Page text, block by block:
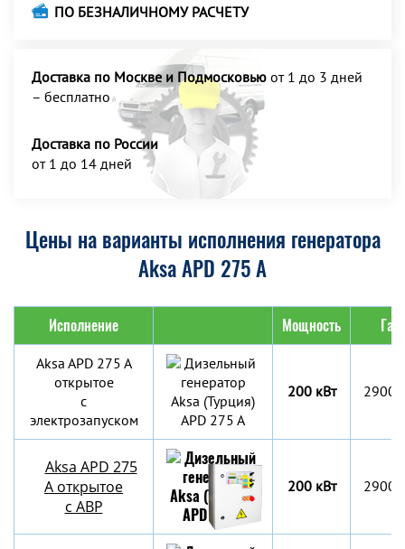
ПО БЕЗНАЛИЧНОМУ РАСЧЕТУ
Доставка по Москве и Подмосковью от 1 до 3 дней
– бесплатно
Доставка по России
от 1 до 14 дней
Цены на варианты исполнения генератора
Aksa APD 275 A
Исполнение Мощность
Aksa APD 275 A
открытое
с
электрозапуском
200 кВт
Aksa APD 275
A открытое
с АВР
200 кВт